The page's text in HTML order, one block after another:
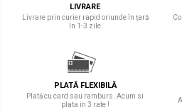
LIVRARE
Livrare prin curier rapid oriunde în țară
în 1-3 zile
PLATĂ FLEXIBILĂ
Plată cu card sau ramburs. Acum si
plata in 3 rate !